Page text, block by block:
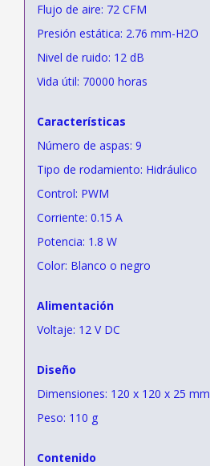
Flujo de aire: 72 CFM
Presión estática: 2.76 mm-H2O
Nivel de ruido: 12 dB
Vida útil: 70000 horas
Características
Número de aspas: 9
Tipo de rodamiento: Hidráulico
Control: PWM
Corriente: 0.15 A
Potencia: 1.8 W
Color: Blanco o negro
Alimentación
Voltaje: 12 V DC
Diseño
Dimensiones: 120 x 120 x 25 mm
Peso: 110 g
Contenido